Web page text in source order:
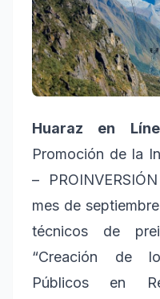
Huaraz en
Promoción de la
–
mes de
técnicos de
“Creación de
Públicos en